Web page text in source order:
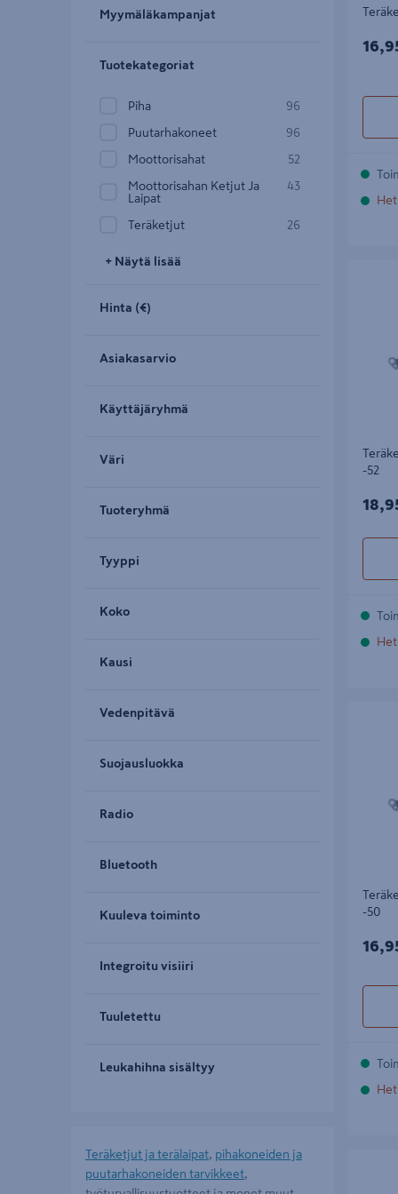
Myymäläkampanjat
Tuotekategoriat
Piha 96
Puutarhakoneet 96
Moottorisahat 52
Moottorisahan Ketjut Ja
Laipat
43
Teräketjut 26
+ Näytä lisää
Hinta (€)
Asiakasarvio
Käyttäjäryhmä
Väri
Tuoteryhmä
Tyyppi
Koko
Kausi
Vedenpitävä
Suojausluokka
Radio
Bluetooth
Kuuleva toiminto
Integroitu visiiri
Tuuletettu
Leukahihna sisältyy
Teräketjut ja terälaipat, pihakoneiden ja
puutarhakoneiden tarvikkeet,
-52
-50